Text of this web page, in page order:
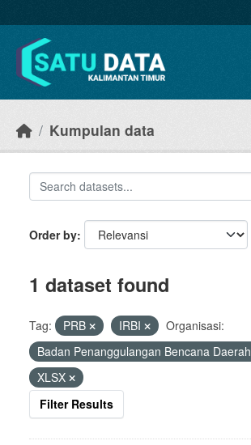
Kumpulan data
Order by
1 dataset found
Tag: PRB IRBI
Organisasi:
Badan Penanggulangan Bencana Daerah
XLSX
Filter Results